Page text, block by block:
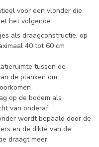
voor een vlonder die
het volgende:
als draagconstructie, op
40 tot 60 cm
tussen de
de planken om
op de bodem als
van onderaf
wordt bepaald door de
en de dikte van de
draagt meer